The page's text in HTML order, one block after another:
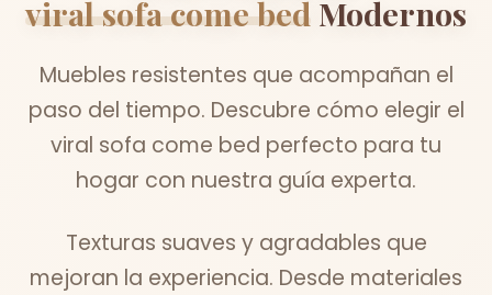
viral sofa come bed Modernos
Muebles resistentes que acompañan el
paso del tiempo. Descubre cómo elegir el
viral sofa come bed perfecto para tu
hogar con nuestra guía experta.
Texturas suaves y agradables que
mejoran la experiencia. Desde materiales